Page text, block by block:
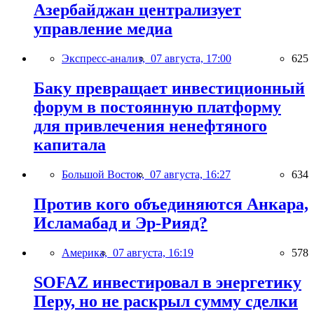
Азербайджан централизует
управление медиа
Экспресс-анализ, 07 августа, 17:00 625
Баку превращает инвестиционный
форум в постоянную платформу
для привлечения ненефтяного
капитала
Большой Восток, 07 августа, 16:27 634
Против кого объединяются Анкара,
Исламабад и Эр-Рияд?
Америка, 07 августа, 16:19 578
SOFAZ инвестировал в энергетику
Перу, но не раскрыл сумму сделки